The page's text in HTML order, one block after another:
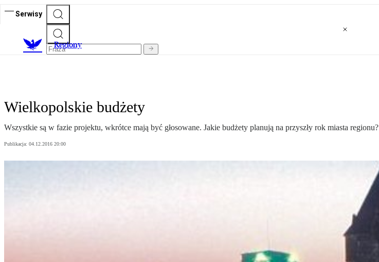
Serwisy
Regiony
Wielkopolskie budżety
Wszystkie są w fazie projektu, wkrótce mają być głosowane. Jakie budżety planują na przyszły rok miasta regionu?
Publikacja: 04.12.2016 20:00